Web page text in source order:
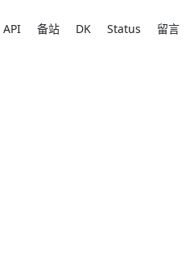
API 备站 DK Status 留言